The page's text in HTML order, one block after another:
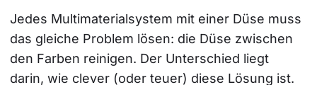
Jedes Multimaterialsystem mit einer Düse muss
das gleiche Problem lösen: die Düse zwischen
den Farben reinigen. Der Unterschied liegt
darin, wie clever (oder teuer) diese Lösung ist.